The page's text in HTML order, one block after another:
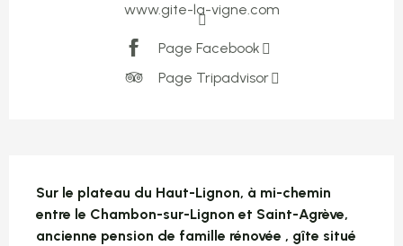
www.gite-la-vigne.com
Page Facebook
Page Tripadvisor
Sur le plateau du Haut-Lignon, à mi-chemin
entre le Chambon-sur-Lignon et Saint-Agrève,
ancienne pension de famille rénovée , gîte situé